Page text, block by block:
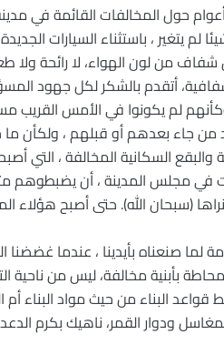
حول المخالفات القائمة في
لم يتغير ، باستثناء السيارات
شفاف من لون الهواء، لا رائحة
أتقدم بالشكر لكل جهود
لم يكونوا في الأمس القريب
من جاء بعدهم أو قبلهم ، ولكأن
والبقع السكانية المخالفة ،
مجلس المدينة ، أن يضبطوهم
نراها (سبحان الله). حتى أصبح
صنعناه بأيدينا ، عندما غضضنا
بأبنية مخالفة، ليس من ناحية
قواعد البناء من حيث مواد البناء
ودوار القمر، ناهيك بكرم